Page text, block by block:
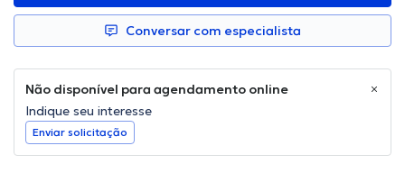
Conversar com especialista
Não disponível para agendamento online
Indique seu interesse
Enviar solicitação